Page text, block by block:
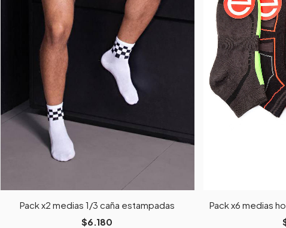
Pack x2 medias 1/3 caña estampadas
$6.180
Pack x6 medias